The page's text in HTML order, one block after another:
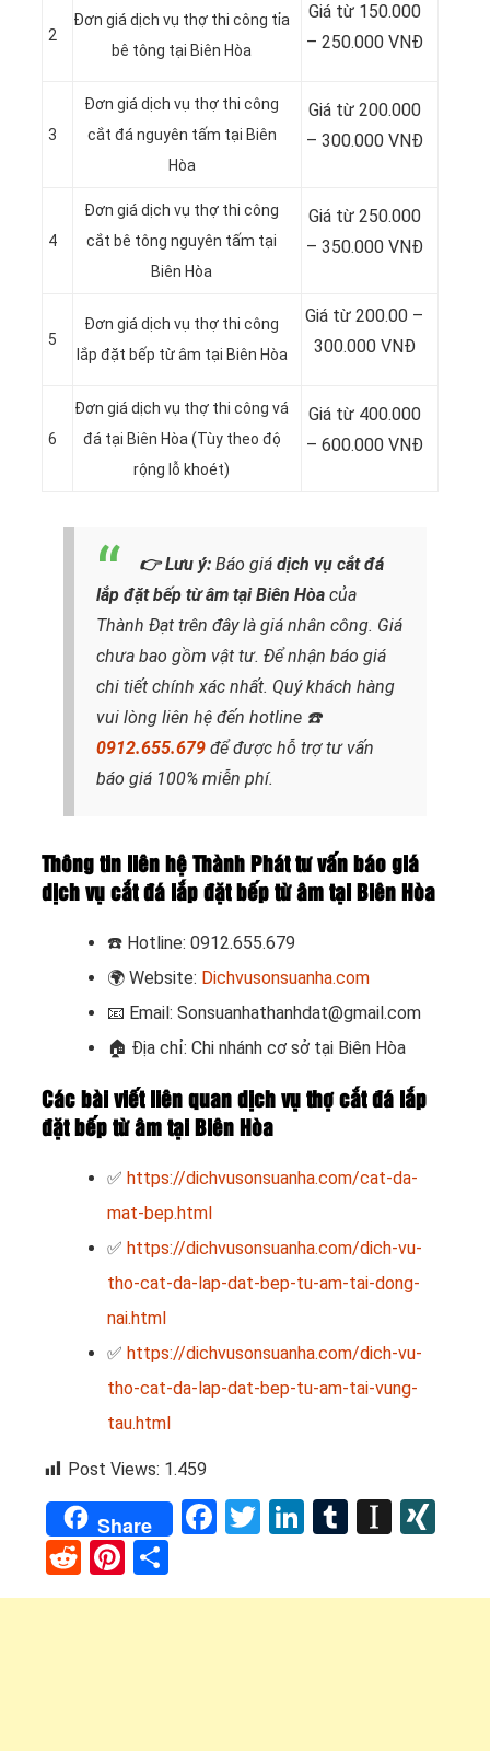
2
Đơn giá dịch vụ thợ thi công tỉa
bê tông tại Biên Hòa
Giá từ 150.000
– 250.000 VNĐ
3
Đơn giá dịch vụ thợ thi công
cắt đá nguyên tấm tại Biên
Hòa
Giá từ 200.000
– 300.000 VNĐ
4
Đơn giá dịch vụ thợ thi công
cắt bê tông nguyên tấm tại
Biên Hòa
Giá từ 250.000
– 350.000 VNĐ
5
Đơn giá dịch vụ thợ thi công
lắp đặt bếp từ âm tại Biên Hòa
Giá từ 200.00 –
300.000 VNĐ
6
Đơn giá dịch vụ thợ thi công vá
đá tại Biên Hòa (Tùy theo độ
rộng lỗ khoét)
Giá từ 400.000
– 600.000 VNĐ
👉Lưu ý: Báo giá dịch vụ cắt đá
lắp đặt bếp từ âm tại Biên Hòa của
Thành Đạt trên đây là giá nhân công. Giá
chưa bao gồm vật tư. Để nhận báo giá
chi tiết chính xác nhất. Quý khách hàng
vui lòng liên hệ đến hotline ☎️
0912.655.679 để được hỗ trợ tư vấn
báo giá 100% miễn phí.
Thông tin liên hệ Thành Phát tư vấn báo giá
dịch vụ cắt đá lắp đặt bếp từ âm tại Biên Hòa
☎️ Hotline: 0912.655.679
🌍 Website: Dichvusonsuanha.com
📧 Email: Sonsuanhathanhdat@gmail.com
🏠 Địa chỉ: Chi nhánh cơ sở tại Biên Hòa
Các bài viết liên quan dịch vụ thợ cắt đá lắp
đặt bếp từ âm tại Biên Hòa
✅ https://dichvusonsuanha.com/cat-da-
mat-bep.html
✅ https://dichvusonsuanha.com/dich-vu-
tho-cat-da-lap-dat-bep-tu-am-tai-dong-
nai.html
✅ https://dichvusonsuanha.com/dich-vu-
tho-cat-da-lap-dat-bep-tu-am-tai-vung-
tau.html
Post Views: 1.459
Share Facebook
TwitterLinkedIn
Tumblr
RedditPinterest